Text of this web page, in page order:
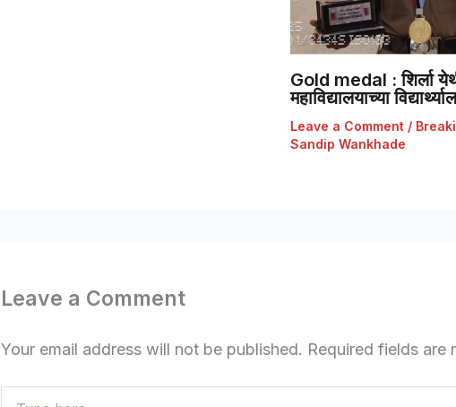
Gold medal : शिर्ला
महाविद्यालयाच्या
Leave a Comment /
Sandip Wankhade
Leave a Comment
Your email address will not be published. Required fields are